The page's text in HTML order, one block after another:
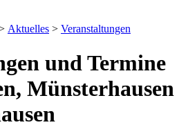
Aktuelles > Veranstaltungen
und Termine
Münsterhausen